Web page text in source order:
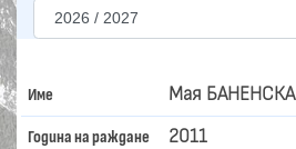
Име Мая БАНЕНСКА
Година на раждане 2011